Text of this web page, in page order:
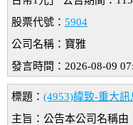
股票代號： 5904
公司名稱：寶雅
發言時間：2026-08-09
標題： (4953)緯致-重大訊
主旨：公告本公司名稱